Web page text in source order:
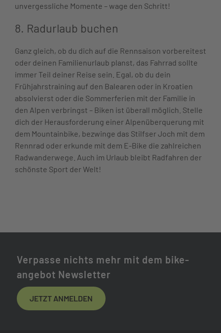
unvergessliche Momente – wage den Schritt!
8. Radurlaub buchen
Ganz gleich, ob du dich auf die Rennsaison vorbereitest
oder deinen Familienurlaub planst, das Fahrrad sollte
immer Teil deiner Reise sein. Egal, ob du dein
Frühjahrstraining auf den Balearen oder in Kroatien
absolvierst oder die Sommerferien mit der Familie in
den Alpen verbringst – Biken ist überall möglich. Stelle
dich der Herausforderung einer Alpenüberquerung mit
dem Mountainbike, bezwinge das Stilfser Joch mit dem
Rennrad oder erkunde mit dem E-Bike die zahlreichen
Radwanderwege. Auch im Urlaub bleibt Radfahren der
schönste Sport der Welt!
Verpasse nichts mehr mit dem bike-
angebot Newsletter
JETZT ANMELDEN